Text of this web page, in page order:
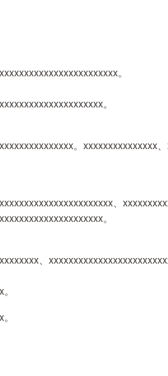
。
。
。xxxxxxxxxxxxxxx
、
。
、